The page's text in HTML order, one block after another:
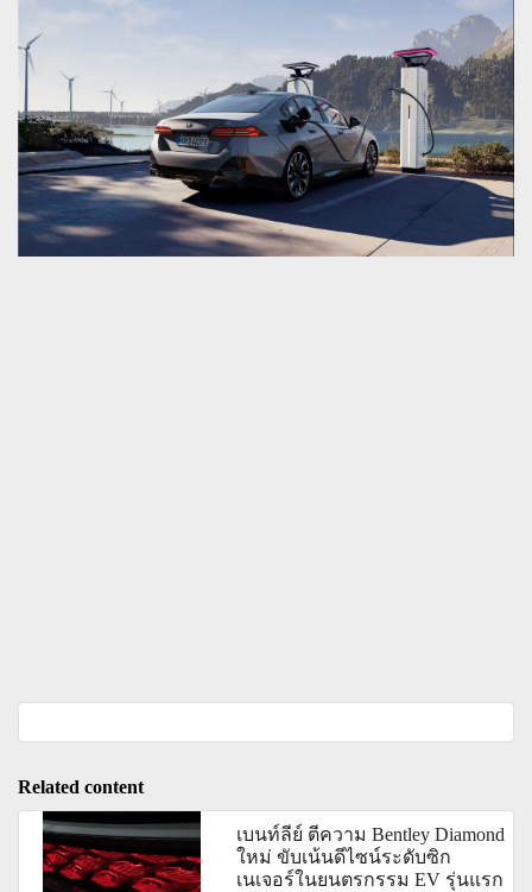
Related content
เบนท์ลีย์ ตีความ Bentley Diamond
ใหม่ ขับเน้นดีไซน์ระดับซิก
เนเจอร์ในยนตรกรรม EV รุ่นแรก